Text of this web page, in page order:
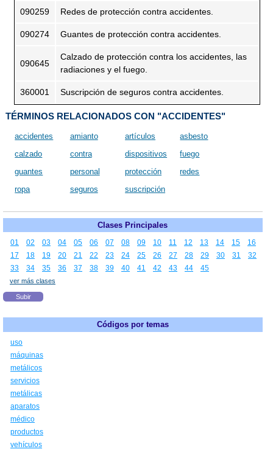
090259 Redes de protección contra accidentes.
090274 Guantes de protección contra accidentes.
090645
Calzado de protección contra los accidentes, las
radiaciones y el fuego.
360001 Suscripción de seguros contra accidentes.
TÉRMINOS RELACIONADOS CON "ACCIDENTES"
accidentes amianto artículos
asbesto
calzado
contra dispositivos
fuego
guantes
personal protección
redes
ropa
seguros suscripción
Clases Principales
01 02 03 04 05 06 07 08 09 10 11 12 13 14 15
16
17
18 19 20 21 22 23 24 25 26 27 28 29 30 31
32
33
34 35 36 37 38 39 40 41 42 43 44 45
ver más clases
Subir
Códigos por temas
uso
máquinas
metálicos
servicios
metálicas
aparatos
médico
productos
vehículos